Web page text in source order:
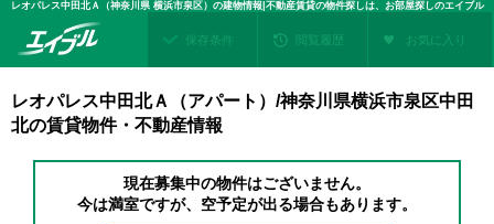
レオパレス中田北Ａ（神奈川県 横浜市泉区）の建物情報|不動産賃貸の物件探しは、お部屋探しのエイブル
保存条件 閲覧履歴 お気に入り
レオパレス中田北Ａ（アパート）/神奈川県横浜市泉区中田
北の賃貸物件・不動産情報
現在募集中の物件はございません。
今は満室ですが、空予定が出る場合もあります。